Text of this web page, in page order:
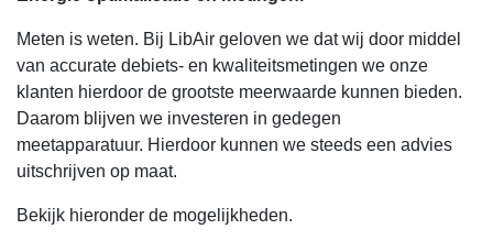
Meten is weten. Bij LibAir geloven we dat wij door middel
van accurate debiets- en kwaliteitsmetingen we onze
klanten hierdoor de grootste meerwaarde kunnen bieden.
Daarom blijven we investeren in gedegen
meetapparatuur. Hierdoor kunnen we steeds een advies
uitschrijven op maat.
Bekijk hieronder de mogelijkheden.